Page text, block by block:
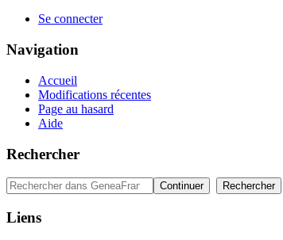
Se connecter
Navigation
Accueil
Modifications récentes
Page au hasard
Aide
Rechercher
Liens